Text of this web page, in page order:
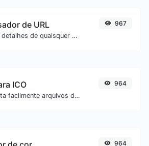
de URL
Extraia detalhes de quaisquer URLs.
967
ICO
Converta facilmente arquivos de imagem GIF para ICO.
964
964